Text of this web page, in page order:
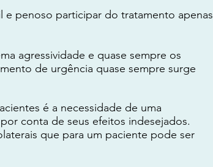
e penoso participar do tratamento apenas
agressividade e quase sempre os
de urgência quase sempre surge
é a necessidade de uma
conta de seus efeitos indesejados.
que para um paciente pode ser